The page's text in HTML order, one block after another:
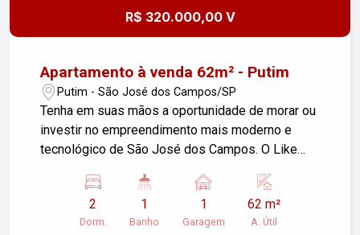
R$ 320.000,00 V
Apartamento à venda 62m² - Putim
Putim - São José dos Campos/SP
Tenha em suas mãos a oportunidade de morar ou
investir no empreendimento mais moderno e
tecnológico de São José dos Campos. O Like
de tudo que importa pra você ! ? Apartamentos
de 1 ou 2 dormitórios (com suíte) e varanda
gourmet ? 38 a 62 m² de área privativa ? 1 ou 2*
2
Dorm.
1
Banho
1
Garagem
62 m²
A. Útil